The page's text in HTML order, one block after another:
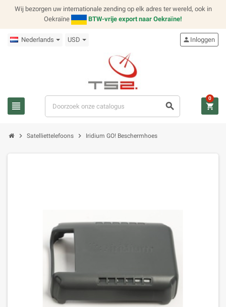
Wij bezorgen uw internationale zending op elk adres ter wereld, ook in
Oekraïne
BTW-vrije export naar Oekraïne!
Nederlands USD
view_headline search
person Inloggen
shopping_cart
0
chevron_right Satelliettelefoons chevron_right Iridium GO! Beschermhoes